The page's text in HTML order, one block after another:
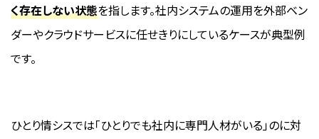
く存在しない状態を指します。社内システムの運用を外部ベン
ダーやクラウドサービスに任せきりにしているケースが典型例
です。
ひとり情シスでは「ひとりでも社内に専門人材がいる」のに対